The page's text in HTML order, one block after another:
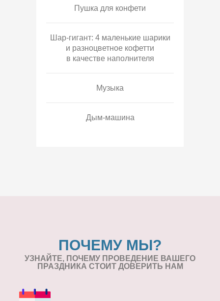
Пушка для конфети
Шар-гигант: 4 маленькие шарики
и разноцветное кофетти
в качестве наполнителя
Музыка
Дым-машина
ПОЧЕМУ МЫ?
УЗНАЙТЕ, ПОЧЕМУ ПРОВЕДЕНИЕ ВАШЕГО
ПРАЗДНИКА СТОИТ ДОВЕРИТЬ НАМ